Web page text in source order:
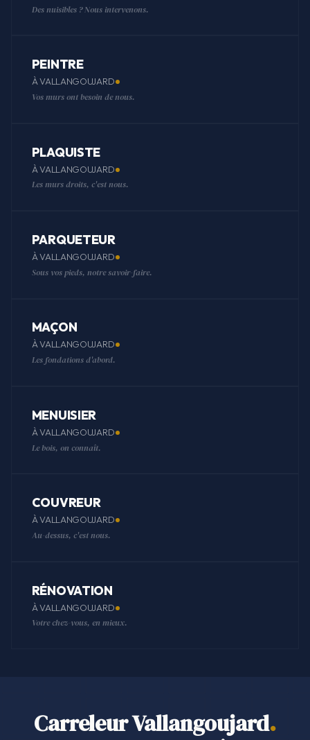
Des nuisibles ? Nous intervenons.
PEINTRE
À VALLANGOUJARD
Vos murs ont besoin de nous.
PLAQUISTE
À VALLANGOUJARD
Les murs droits, c'est nous.
PARQUETEUR
À VALLANGOUJARD
Sous vos pieds, notre savoir-faire.
MAÇON
À VALLANGOUJARD
Les fondations d'abord.
MENUISIER
À VALLANGOUJARD
Le bois, on connaît.
COUVREUR
À VALLANGOUJARD
Au-dessus, c'est nous.
RÉNOVATION
À VALLANGOUJARD
Votre chez-vous, en mieux.
Carreleur Vallangoujard.